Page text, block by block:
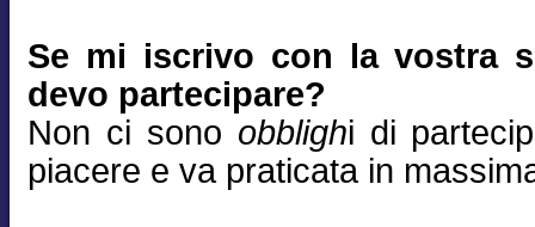
Se mi iscrivo con la vostra
devo partecipare?
Non ci sono obblighi di
piacere e va praticata in